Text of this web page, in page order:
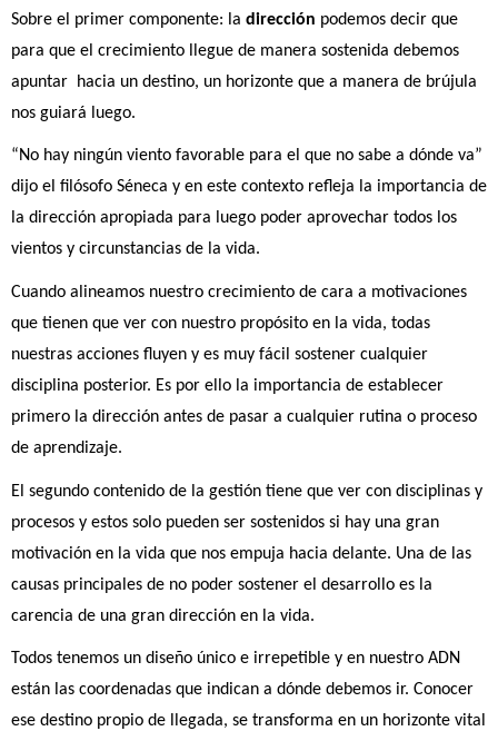
Sobre el primer componente: la dirección podemos decir que
para que el crecimiento llegue de manera sostenida debemos
apuntar  hacia un destino, un horizonte que a manera de brújula
nos guiará luego.
“No hay ningún viento favorable para el que no sabe a dónde va”
dijo el filósofo Séneca y en este contexto refleja la importancia de
la dirección apropiada para luego poder aprovechar todos los
vientos y circunstancias de la vida.
Cuando alineamos nuestro crecimiento de cara a motivaciones
que tienen que ver con nuestro propósito en la vida, todas
nuestras acciones fluyen y es muy fácil sostener cualquier
disciplina posterior. Es por ello la importancia de establecer
primero la dirección antes de pasar a cualquier rutina o proceso
de aprendizaje.
El segundo contenido de la gestión tiene que ver con disciplinas y
procesos y estos solo pueden ser sostenidos si hay una gran
motivación en la vida que nos empuja hacia delante. Una de las
causas principales de no poder sostener el desarrollo es la
carencia de una gran dirección en la vida.
Todos tenemos un diseño único e irrepetible y en nuestro ADN
están las coordenadas que indican a dónde debemos ir. Conocer
ese destino propio de llegada, se transforma en un horizonte vital